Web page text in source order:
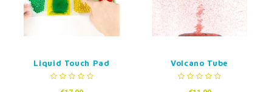
Liquid Touch Pad Volcano Tube